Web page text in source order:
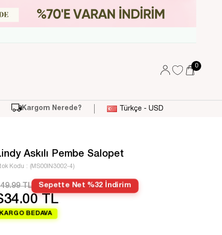
0
Kargom Nerede? Türkçe - USD
Askılı Pembe Salopet
Kodu (MS00IN3002-4)
TL Sepette Net %32 İndirim
TL
KARGO BEDAVA